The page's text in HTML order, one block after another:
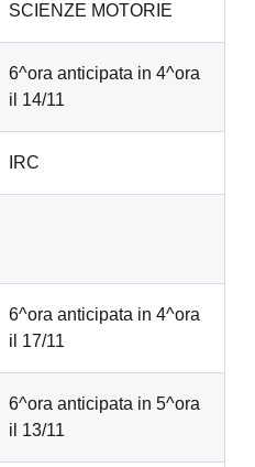
SCIENZE MOTORIE
6^ora anticipata in 4^ora
il 14/11
IRC
6^ora anticipata in 4^ora
il 17/11
6^ora anticipata in 5^ora
il 13/11